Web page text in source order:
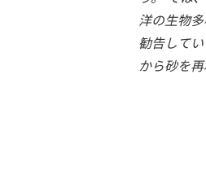
洋の生物
勧告して
から砂を